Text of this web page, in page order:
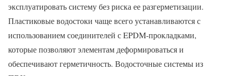
эксплуатировать систему без риска ее разгерметизации.
Пластиковые водостоки чаще всего устанавливаются с
использованием соединителей с EPDM-прокладками,
которые позволяют элементам деформироваться и
обеспечивают герметичность. Водосточные системы из